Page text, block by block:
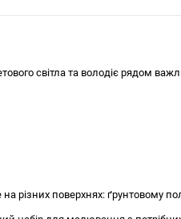
світла та володіє рядом
поверхнях: ґрунтовому